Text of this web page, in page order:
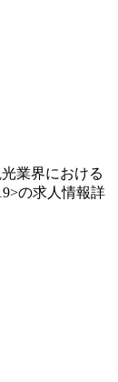
業界における
の求人情報詳